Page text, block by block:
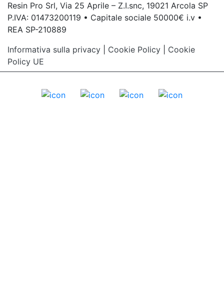
Resin Pro Srl, Via 25 Aprile – Z.I.snc, 19021 Arcola SP
P.IVA: 01473200119 • Capitale sociale 50000€ i.v •
REA SP-210889
Informativa sulla privacy
Cookie Policy
Cookie
Policy UE